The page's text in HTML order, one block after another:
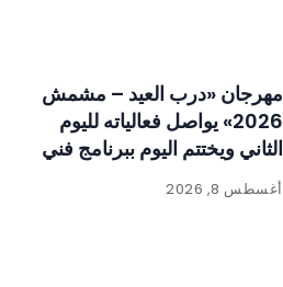
مهرجان «درب العيد – مشمش
2026» يواصل فعالياته لليوم
الثاني ويختتم اليوم ببرنامج فني
وتراثي حافل
أغسطس 8, 2026